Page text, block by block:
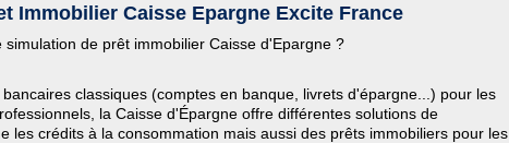
Immobilier Caisse Epargne Excite France
simulation de prêt immobilier Caisse d'Epargne ?
classiques (comptes en banque, livrets d'épargne...) pour les
la Caisse d'Épargne offre différentes solutions de
les crédits à la consommation mais aussi des prêts immobiliers pour les